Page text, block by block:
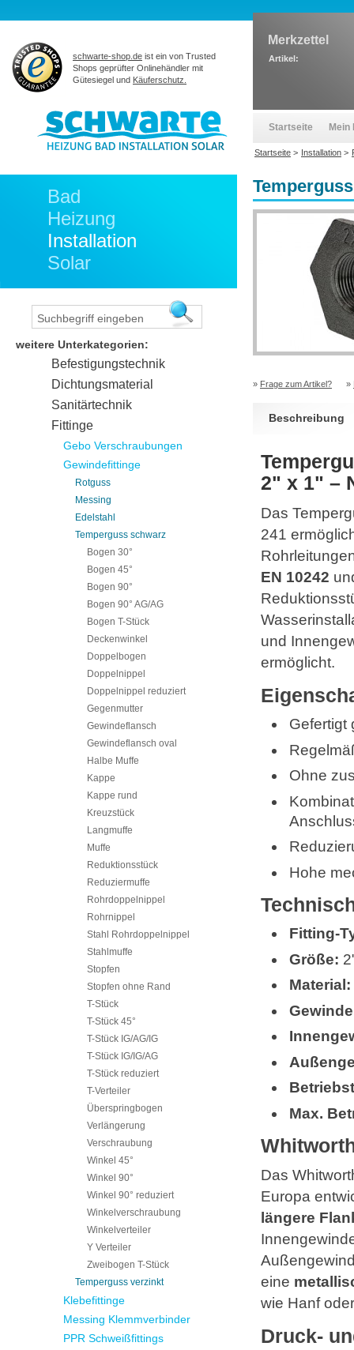
» Frage zum Artikel? »
Beschreibung
2" x 1" –
Das
241
EN 10242
und
ermöglicht.
Ohne
Hohe
Fitting-
Größe:
Material:
Max.
Das
Europa
längere
eine
wie Hanf
Druck-
Bad
Heizung
Installation
Solar
weitere Unterkategorien:
Befestigungstechnik
Dichtungsmaterial
Sanitärtechnik
Fittinge
Gebo Verschraubungen
Gewindefittinge
Rotguss
Messing
Edelstahl
Temperguss schwarz
Bogen 30°
Bogen 45°
Bogen 90°
Bogen 90° AG/AG
Bogen T-Stück
Deckenwinkel
Doppelbogen
Doppelnippel
Doppelnippel reduziert
Gegenmutter
Gewindeflansch
Gewindeflansch oval
Halbe Muffe
Kappe
Kappe rund
Kreuzstück
Langmuffe
Muffe
Reduktionsstück
Reduziermuffe
Rohrdoppelnippel
Rohrnippel
Stahl Rohrdoppelnippel
Stahlmuffe
Stopfen
Stopfen ohne Rand
T-Stück
T-Stück 45°
T-Stück IG/AG/IG
T-Stück IG/IG/AG
T-Stück reduziert
T-Verteiler
Überspringbogen
Verlängerung
Verschraubung
Winkel 45°
Winkel 90°
Winkel 90° reduziert
Winkelverschraubung
Winkelverteiler
Y Verteiler
Zweibogen T-Stück
Temperguss verzinkt
Klebefittinge
Messing Klemmverbinder
PPR Schweißfittings
schwarte-shop.de ist ein von Trusted
Shops geprüfter Onlinehändler mit
Gütesiegel und Käuferschutz.
Merkzettel
Artikel:
Startseite Mein
Startseite > Installation >